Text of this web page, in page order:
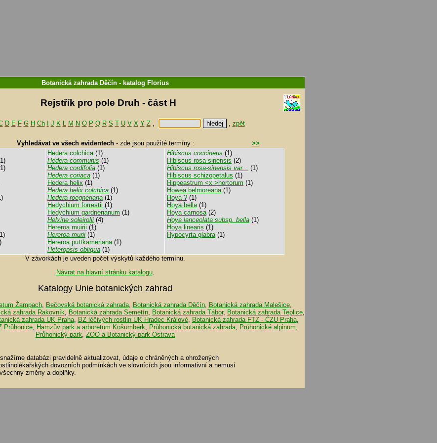
Botanická zahrada Děčín - katalog Florius
Rejstřík pro pole Druh - část H
D E F G H Ch J K L M N O P Q R S T U V X Y Z, , zpět
Vyhledávat ve všech evidentech- zde jsou použité termíny :
>>
Hedera colchica(1)
Hedera communis (1)
Hedera cordifolia (1)
Hedera coriaca (1)
Hedera helix (1)
Hedera helix colchica (1)
Hedera roegneriana (1)
Hedychium forrestii (1)
Hedychium gardnerianum (1)
Helxine soleirolii (4)
Hereroa muirii (1)
Hereroa murii (1)
Hereroa puttkameriana(1)
Heteropsis obliqua (1)
Hibiscus coccineus (1)
Hibiscus rosa-sinensis (2)
Hibiscus rosa-sinensis var... (1)
Hibiscus schizopetalus (1)
Hippeastrum <x >hortorum (1)
Howea belmoreana(1)
Hoya ? (1)
Hoya bella(1)
Hoya carnosa(2)
Hoya lanceolata subsp. bella (1)
Hoya linearis (1)
Hypocyrta glabra(1)
V závorkách je uveden počet výskytů každého termínu.
Návrat na hlavní stránku katalogu.
Katalogy Unie botanických zahrad
Žampach, Bečovská botanická zahrada, Botanická zahrada Děčín, Botanická zahrada Malešice,
zahrada Rakovník Botanická zahrada Semetín, Botanická zahrada Tábor, Botanická zahrada Teplice,
zahrada UK Praha, BZ léčivých rostlin UK Hradec Králové, Botanická zahrada FTZ - ČZU Praha,
Průhonice
Hamzův park a arboretum Košumberk Průhonická botanická zahrada Průhonické alpinum
Průhonický park ZOO a Botanický park Ostrava
databázi pravidelně aktualizovat, údaje o chráněných a ohrožených
dovozních podmínkách ve slovnících jsou informativní a nemusí
změny a doplňky.